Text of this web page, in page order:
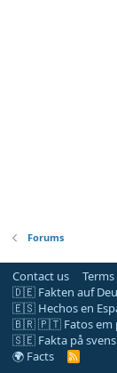
Forums
Contact us
🇩🇪 Fakten auf
🇪🇸 Hechos en
🇧🇷 🇵🇹 Fatos em
🇸🇪 Fakta på
🌍 Facts
R